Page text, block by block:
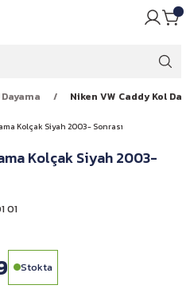
Niken VW Caddy Kol
Kolçak Siyah 2003-
01
Stokta